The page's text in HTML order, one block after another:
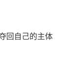
08-01
发行日期
回自己的主体